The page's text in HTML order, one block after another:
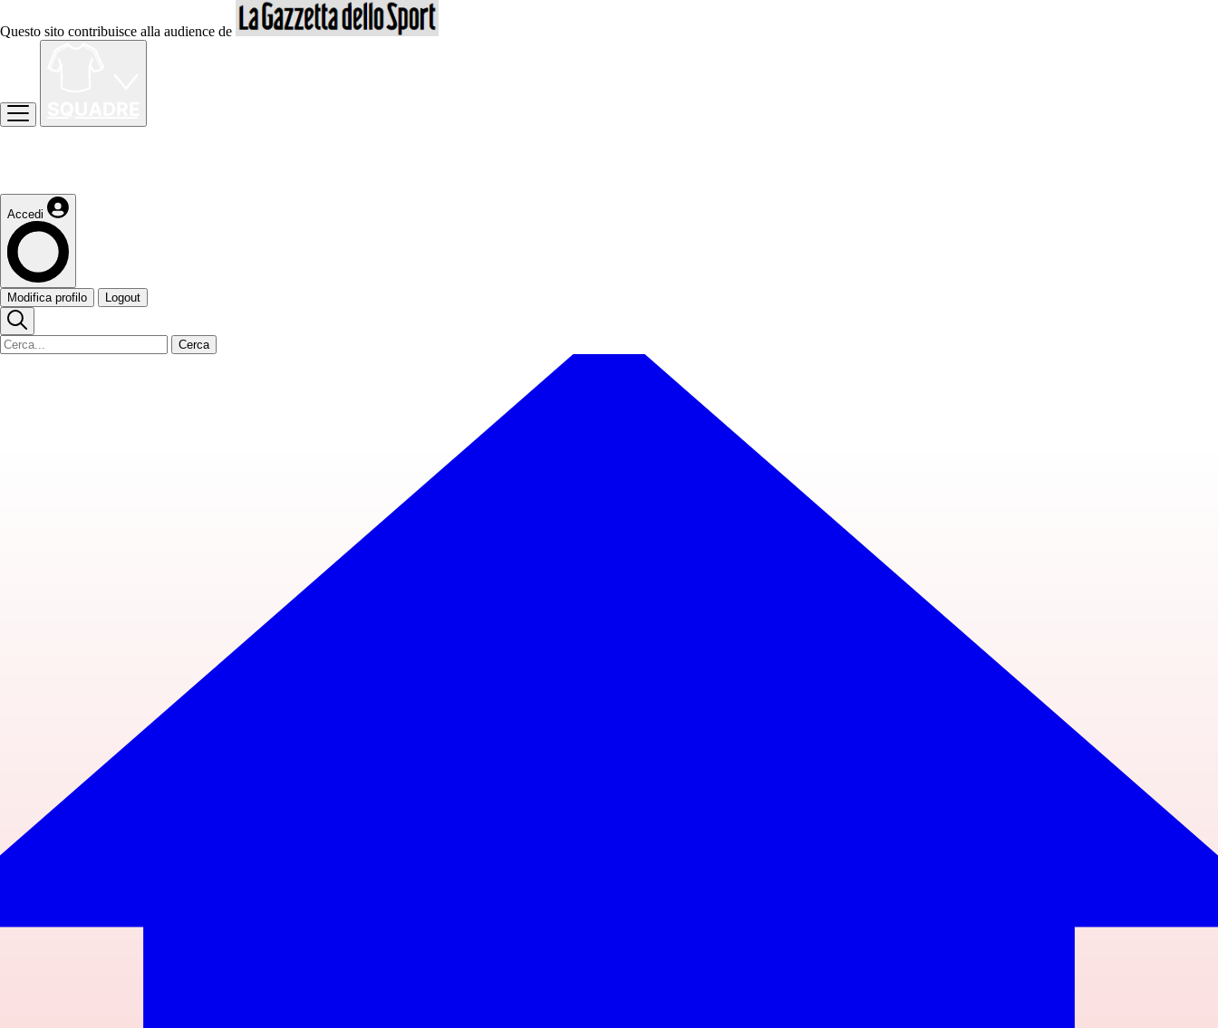
Questo sito contribuisce alla audience de
Accedi
Modifica profilo Logout
Cerca